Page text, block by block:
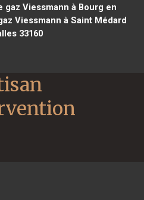
Viessmann à Bourg en
Viessmann à Saint Médard
33160